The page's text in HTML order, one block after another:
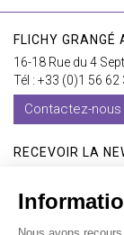
FLICHY GRANGÉ
16-18 Rue du 4
Tél : +33 (0)1 56 62
Contactez-nous
RECEVOIR LA